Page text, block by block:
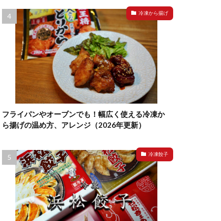
冷凍から揚げ
フライパンやオーブンでも！幅広く使える冷凍か
ら揚げの温め方、アレンジ（2026年更新）
冷凍餃子